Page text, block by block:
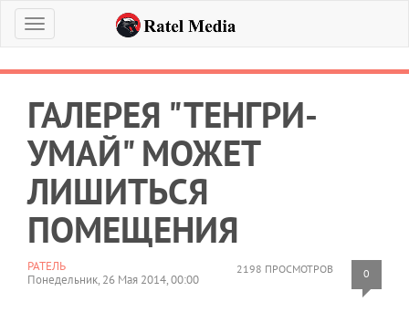
Меню
ГАЛЕРЕЯ "ТЕНГРИ-
УМАЙ" МОЖЕТ
ЛИШИТЬСЯ
ПОМЕЩЕНИЯ
2198 ПРОСМОТРОВ 0
РАТЕЛЬ
Понедельник, 26 Мая 2014, 00:00